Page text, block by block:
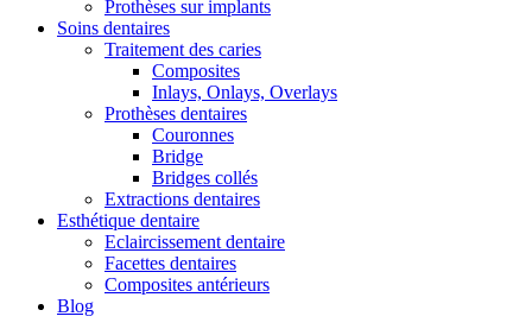
Prothèses sur implants
Soins dentaires
Traitement des caries
Composites
Inlays, Onlays, Overlays
Prothèses dentaires
Couronnes
Bridge
Bridges collés
Extractions dentaires
Esthétique dentaire
Eclaircissement dentaire
Facettes dentaires
Composites antérieurs
Blog